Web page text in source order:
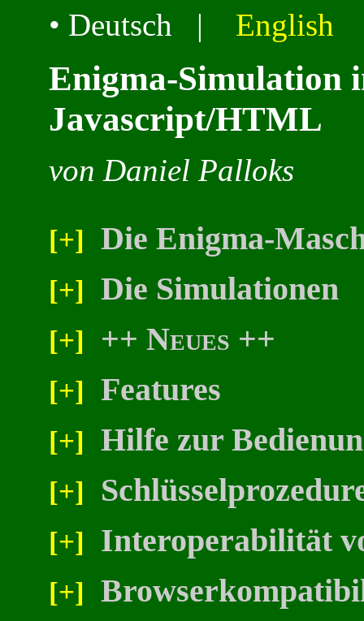
• Deutsch | English
Enigma-Simulation
Javascript/HTML
von Daniel Palloks
[+] Die Enigma-
[+] Die Simulationen
[+] ++ Neues ++
[+] Features
[+] Hilfe zur
[+]
[+] Interoperabilität
[+]